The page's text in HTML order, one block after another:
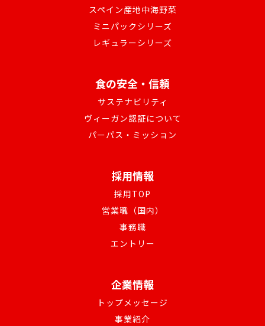
スペイン産地中海野菜
ミニパックシリーズ
レギュラーシリーズ
食の安全・信頼
サステナビリティ
ヴィーガン認証について
パーパス・ミッション
採用情報
採用TOP
営業職（国内）
事務職
エントリー
企業情報
トップメッセージ
事業紹介